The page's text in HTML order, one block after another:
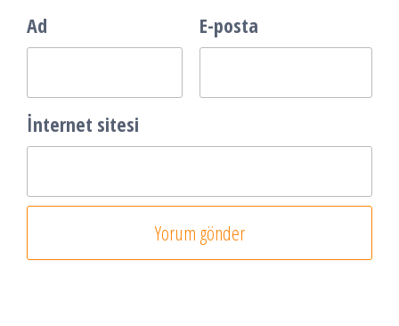
Ad E-posta
İnternet sitesi